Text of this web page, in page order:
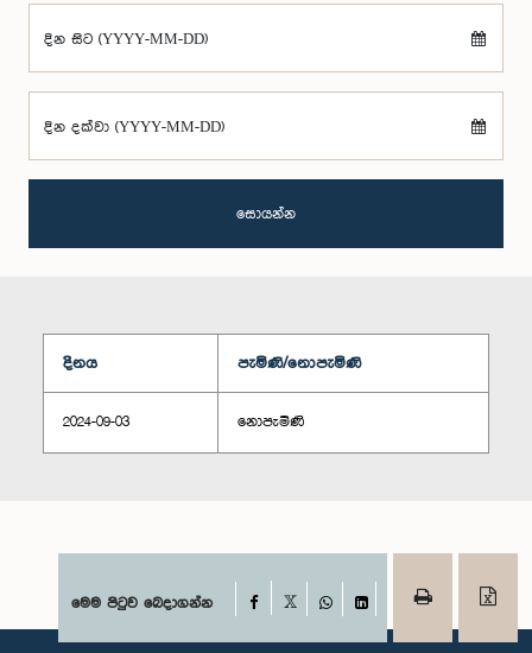
දින සිට (YYYY-MM-DD)
දින දක්වා (YYYY-MM-DD)
සොයන්න
දිනය පැමිණි/නොපැමිණි
2024-09-03 නොපැමිණි
මෙම පිටුව බෙදාගන්න Facebook
WhatsAppLinkedIn